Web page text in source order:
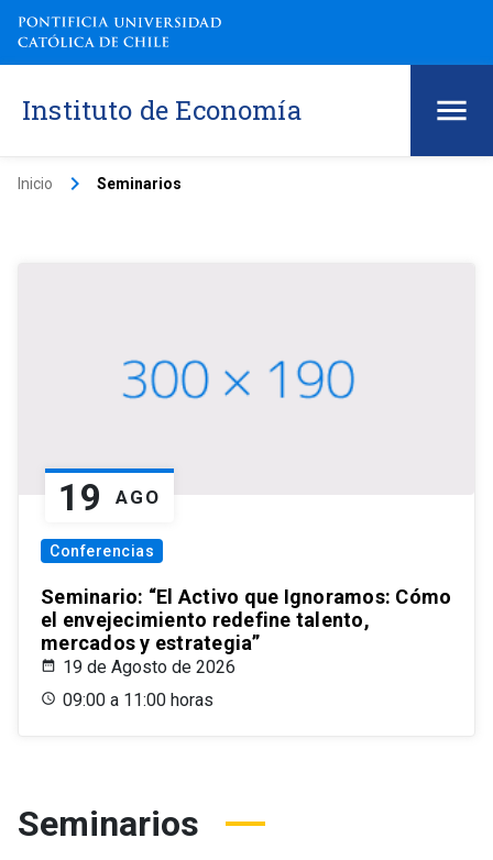
Instituto de Economía
Inicio keyboard_arrow_right Seminarios
19 AGO
Conferencias
Seminario: “El Activo que Ignoramos: Cómo
el envejecimiento redefine talento,
mercados y estrategia”
19 de Agosto de 2026
09:00 a 11:00 horas
Seminarios